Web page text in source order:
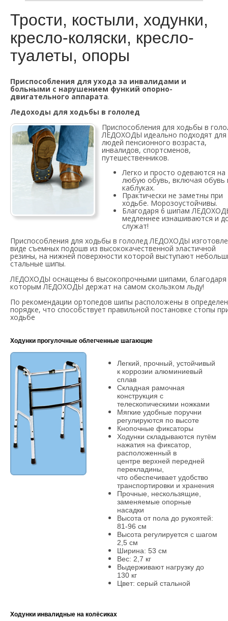
Трости, костыли, ходунки,
кресло-коляски, кресло-
туалеты, опоры
Приспособления для ухода за инвалидами и
больными с нарушением функий опорно-
двигательного аппарата.
Ледоходы для ходьбы в гололед
Приспособления для ходьбы в
ЛЕДОХОДЫ идеально подходят для
людей пенсионного возраста,
инвалидов, спортсменов,
путешественников.
Легко и просто одеваются на
любую обувь, включая обувь
каблуках.
Практически не заметны при
ходьбе. Морозоустойчивы.
Благодаря 6 шипам
медленнее изнашиваются и
служат!
Приспособления для ходьбы в гололед ЛЕДОХОДЫ
виде съемных подошв из высококачественной эластичной
резины, на нижней поверхности которой выступают
стальные шипы.
ЛЕДОХОДЫ оснащены 6 высокопрочными шипами, благодаря
которым ЛЕДОХОДЫ держат на самом скользком льду!
По рекомендации ортопедов шипы расположены в
порядке, что способствует правильной постановке стопы
ходьбе
Ходунки прогулочные облегченные шагающие
Легкий, прочный, устойчивый
к коррозии алюминиевый
сплав
Складная рамочная
конструкция с
телескопическими ножками
Мягкие удобные поручни
регулируются по высоте
Кнопочные фиксаторы
Ходунки складываются путём
нажатия на фиксатор,
расположенный в
центре верхней передней
перекладины,
что обеспечивает удобство
транспортировки и хранения
Прочные, нескользящие,
заменяемые опорные
насадки
Высота от пола до рукоятей:
81-96 см
Высота регулируется с шагом
2,5 см
Ширина: 53 см
Вес: 2,7 кг
Выдерживают нагрузку до
130 кг
Цвет: серый стальной
Ходунки инвалидные на колёсиках